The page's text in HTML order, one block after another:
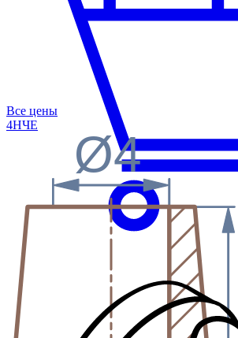
Все цены
4НЧЕ
Ø4